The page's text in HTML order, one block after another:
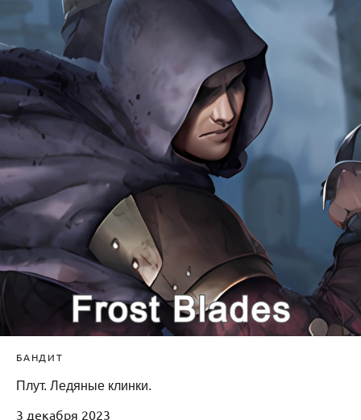
БАНДИТ
Плут. Ледяные клинки.
3 декабря 2023